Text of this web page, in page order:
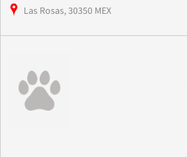
Las Rosas, 30350 MEX